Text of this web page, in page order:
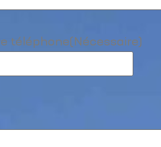
téléphone (Nécessaire)